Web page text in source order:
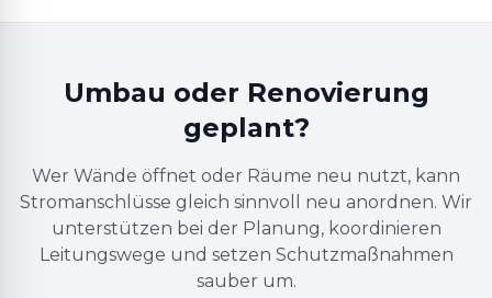
Umbau oder Renovierung
geplant?
Wer Wände öffnet oder Räume neu nutzt, kann
Stromanschlüsse gleich sinnvoll neu anordnen. Wir
unterstützen bei der Planung, koordinieren
Leitungswege und setzen Schutzmaßnahmen
sauber um.